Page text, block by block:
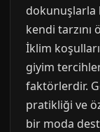
dokunuşlarla
kendi tarzını
İklim
giyim
faktörlerdir.
pratikliği ve
bir moda